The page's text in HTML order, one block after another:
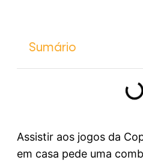
Sumário
Assistir aos jogos da
em casa pede uma